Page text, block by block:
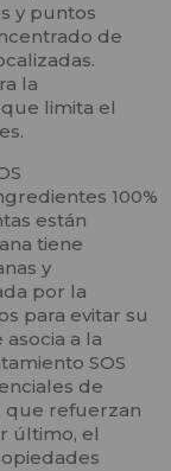
y puntos
de
la
limita el
100%
están
tiene
y
por la
para evitar su
a la
SOS
de
que refuerzan
último, el